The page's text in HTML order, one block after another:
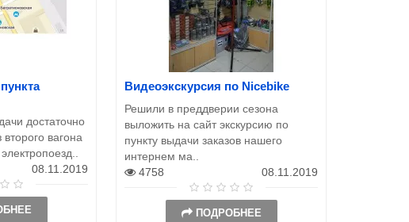
достаточно
вагона
08.11.2019
Видеоэкскурсия по Nicebike
Решили в преддверии сезона
выложить на сайт экскурсию по
пункту выдачи заказов нашего
интернем ма..
4758
08.11.2019
ПОДРОБНЕЕ